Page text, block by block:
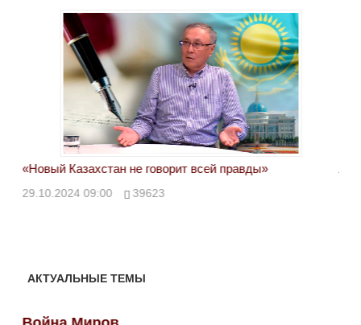
«Новый Казахстан не говорит всей правды»
29.10.2024 09:00 39623
АКТУАЛЬНЫЕ ТЕМЫ